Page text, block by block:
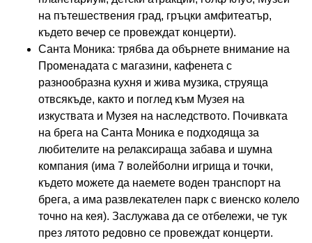
на пътешествения град, гръцки амфитеатър,
където вечер се провеждат концерти).
Санта Моника: трябва да обърнете внимание на
Променадата с магазини, кафенета с
разнообразна кухня и жива музика, струяща
отвсякъде, както и поглед към Музея на
изкуствата и Музея на наследството. Почивката
на брега на Санта Моника е подходяща за
любителите на релаксираща забава и шумна
компания (има 7 волейболни игрища и точки,
където можете да наемете воден транспорт на
брега, а има развлекателен парк с виенско колело
точно на кея). Заслужава да се отбележи, че тук
през лятото редовно се провеждат концерти.